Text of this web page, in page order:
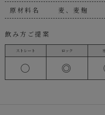
原材料名
麦、麦麹
飲み方ご提案
ストレート
〇
ロック
◎